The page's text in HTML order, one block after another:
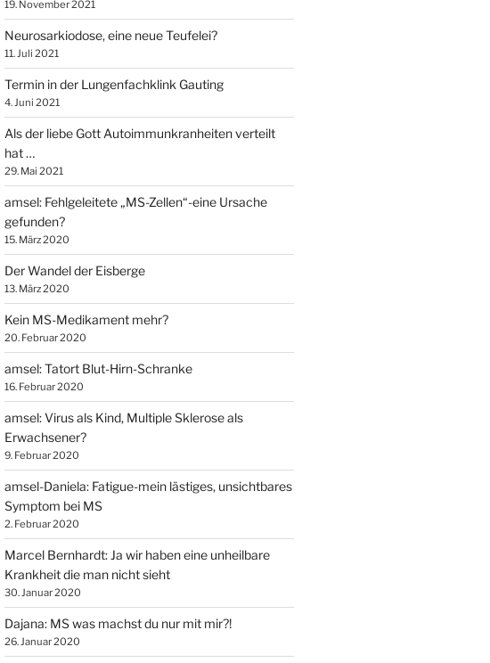
19. November 2021
Neurosarkiodose, eine neue Teufelei?
11. Juli 2021
Termin in der Lungenfachklink Gauting
4. Juni 2021
Als der liebe Gott Autoimmunkranheiten verteilt
hat …
29. Mai 2021
amsel: Fehlgeleitete „MS-Zellen“-eine Ursache
gefunden?
15. März 2020
Der Wandel der Eisberge
13. März 2020
Kein MS-Medikament mehr?
20. Februar 2020
amsel: Tatort Blut-Hirn-Schranke
16. Februar 2020
amsel: Virus als Kind, Multiple Sklerose als
Erwachsener?
9. Februar 2020
amsel-Daniela: Fatigue-mein lästiges, unsichtbares
Symptom bei MS
2. Februar 2020
Marcel Bernhardt: Ja wir haben eine unheilbare
Krankheit die man nicht sieht
30. Januar 2020
Dajana: MS was machst du nur mit mir?!
26. Januar 2020